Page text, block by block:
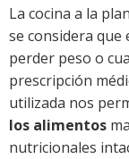
La cocina a la
se considera que
perder peso o
prescripción
utilizada nos
los alimentos
nutricionales